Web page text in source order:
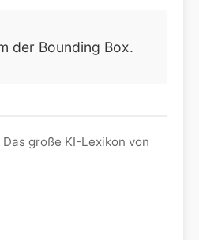
der Bounding Box.
Das große KI-Lexikon von